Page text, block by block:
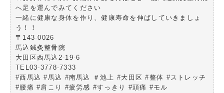
へ足を運んでみてください
一緒に健康な身体を作り、健康寿命を伸ばしていきましょ
う！！
〒143-0026
馬込鍼灸整骨院
大田区西馬込2-19-6
TEL03-3778-7333
#西馬込 #馬込 #南馬込 ＃池上 #大田区 #整体 #ストレッチ
#腰痛 #肩こり #疲労感 #すっきり #頭痛 #モル